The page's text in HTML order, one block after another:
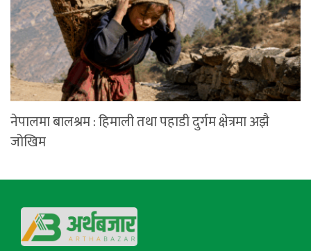
नेपालमा बालश्रम : हिमाली तथा पहाडी दुर्गम क्षेत्रमा अझै
जोखिम